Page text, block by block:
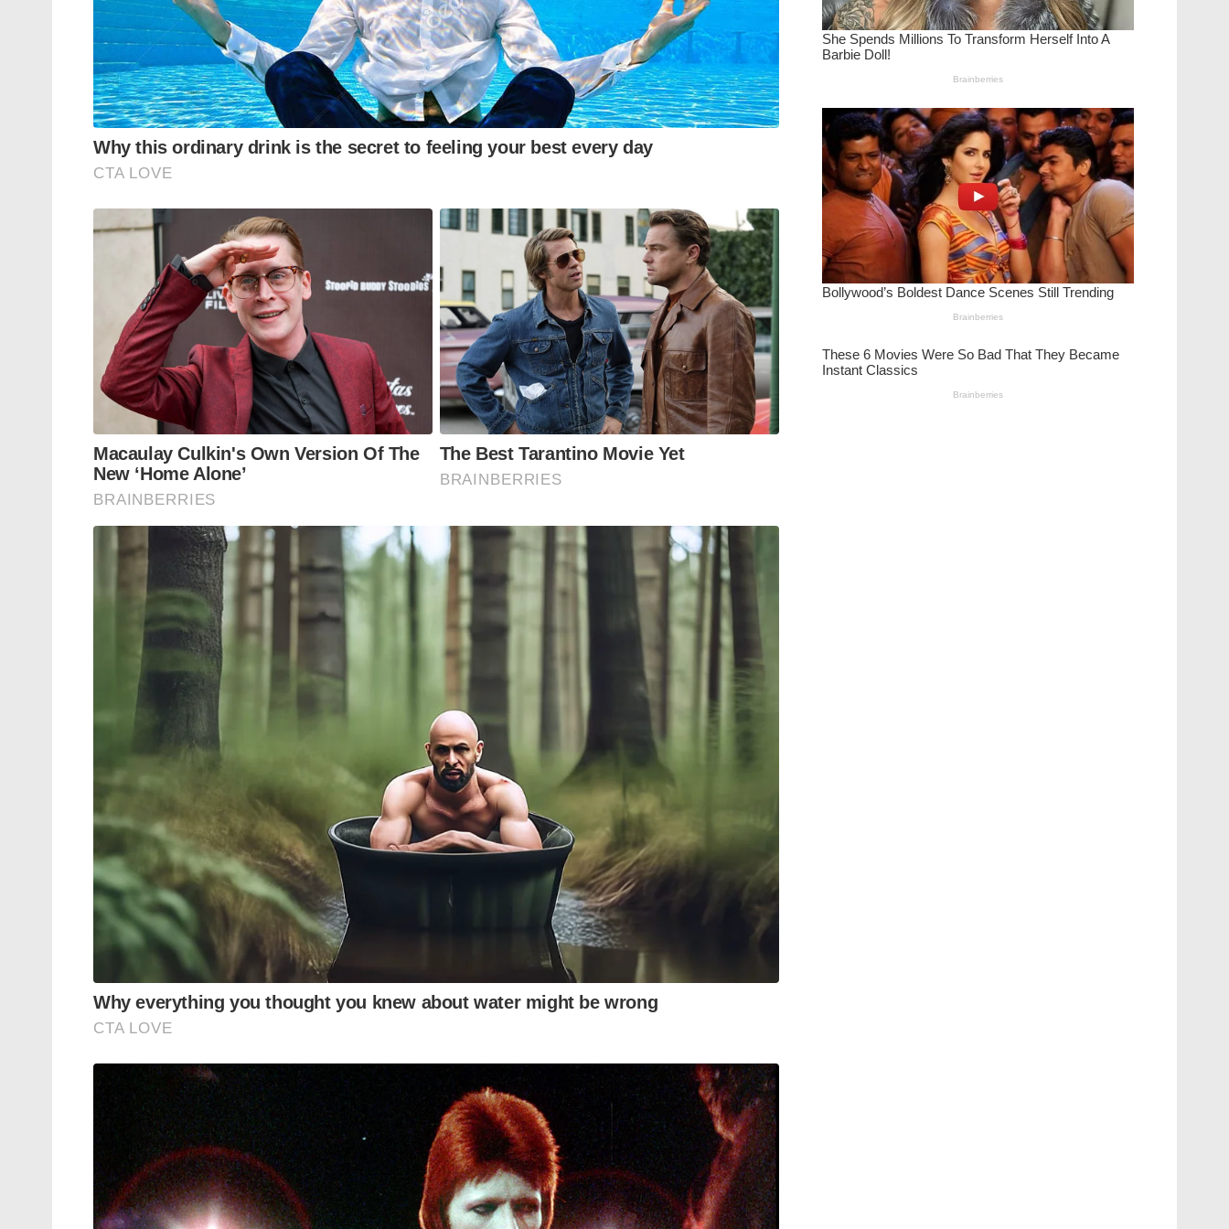
“തിലക് വർമ്മയും ഇപ്പോൾ കടുത്ത സമ്മർദ്ദത്തിലാണ്. റൺ-എ-ബോൾ (ഒരു പന്തിൽ ഒരു റൺ)
എന്ന രീതിയിലാണ് താരം കളിക്കുന്നത്. ഇംഗ്ലണ്ടിലെ സാഹചര്യങ്ങളിൽ മിഡിൽ ഓർഡറിൽ ബാറ്റ്
ചെയ്യുക എന്നത് വലിയ വെല്ലുവിളിയാണ്, തിലക് അത് അനുഭവിച്ചറിയുന്നുണ്ട്. ബൗണ്ടറികൾ
കണ്ടെത്താൻ താരത്തിന് സാധിക്കുന്നില്ല.” – കാർത്തിക് വിലയിരുത്തി.
2026-ൽ കളിച്ച 12 അന്താരാഷ്ട്ര ടി20 മത്സരങ്ങളിൽ നിന്ന് 29.40 ശരാശരിയിൽ വെറും 294 റൺസ്
മത്സരങ്ങളിൽ ഇന്ത്യക്ക് കനത്ത തലവേദനയാകും.
sanju samson DINESH KARTHIK'INDIAN CRICKET